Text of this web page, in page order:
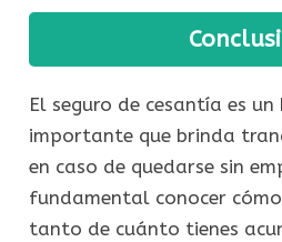
El seguro de cesantía es un
importante que brinda
en caso de quedarse sin
fundamental conocer
tanto de cuánto tienes